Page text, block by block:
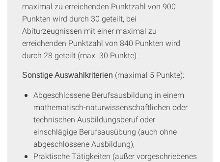
maximal zu erreichenden Punktzahl von 900
Punkten wird durch 30 geteilt, bei
Abiturzeugnissen mit einer maximal zu
erreichenden Punktzahl von 840 Punkten wird
durch 28 geteilt (max. 30 Punkte).
Sonstige Auswahlkriterien (maximal 5 Punkte):
Abgeschlossene Berufsausbildung in einem
mathematisch-naturwissenschaftlichen oder
technischen Ausbildungsberuf oder
einschlägige Berufsausübung (auch ohne
abgeschlossene Ausbildung),
Praktische Tätigkeiten (außer vorgeschriebenes